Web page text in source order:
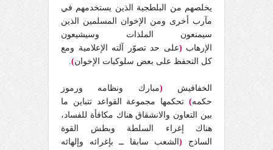
يخلصهم من البلطجية الذين يستخدمهم في
مآرب أخرى ومن الإخوان المسلمين الذين
سيمنعون الملذات وسيشيعون
الإرهاب (على حد تصوّر آلته الإعلامية ومع
كل التحفظ على بعض سلوكيات الإخوان)
.
الخفافيش (مبارك ونظامه ورموز
حكمه) تحكمها مجموعة القواعد تتباين ما
بين التعاون والانشقاق هناك مكافأة للفساد،
هناك إغراء السلطة وبطش القوة
الساذج (الشعب سابقا ــ بإغرائه وإلهائه